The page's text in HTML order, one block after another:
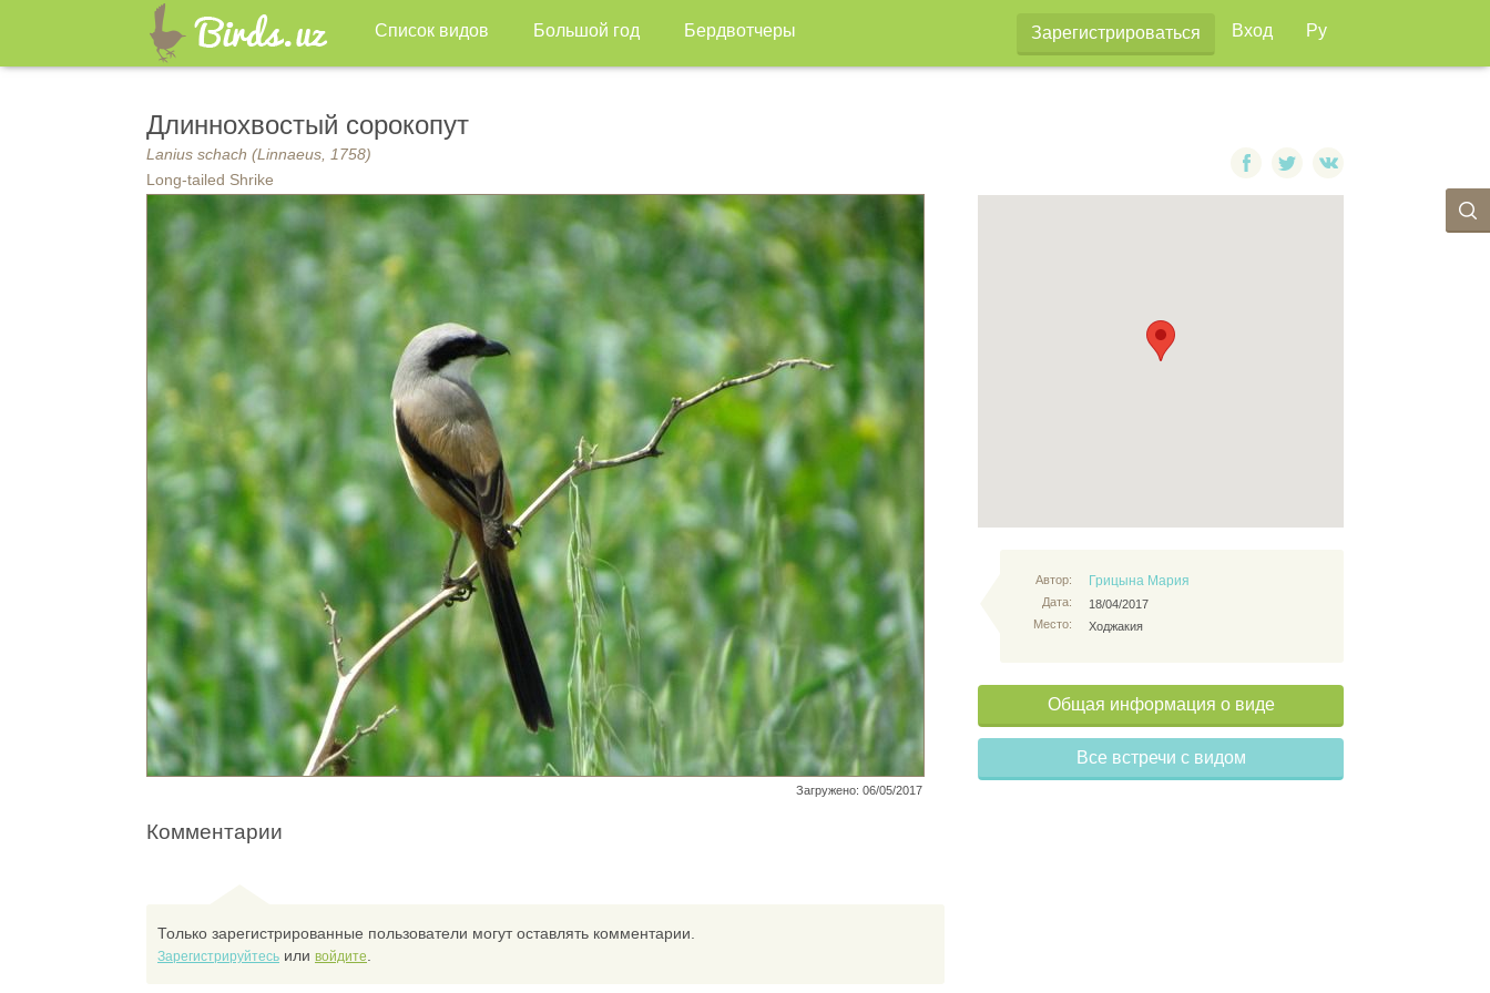
Список видов Большой год Бердвотчеры Зарегистрироваться Вход Ру
Длиннохвостый сорокопут
Lanius schach (Linnaeus, 1758)
Long-tailed Shrike
Загружено: 06/05/2017
Автор:
Дата:
Место:
Грицына Мария
18/04/2017
Ходжакия
Общая информация о виде
Все встречи с видом
Комментарии
Только зарегистрированные пользователи могут оставлять комментарии.
Зарегистрируйтесь или войдите